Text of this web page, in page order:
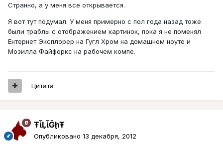
Странно, а у меня все открывается.
Я вот тут подумал. У меня примерно с пол года назад тоже
были траблы с отображением картинок, пока я не поменял
Ентернет Эксплорер на Гугл Хром на домашнем ноуте и
Мозилла Файфоркс на рабочем компе.
Цитата
ŦᾡἷḶἷḠḩŦ
Опубликовано 13 декабря, 2012